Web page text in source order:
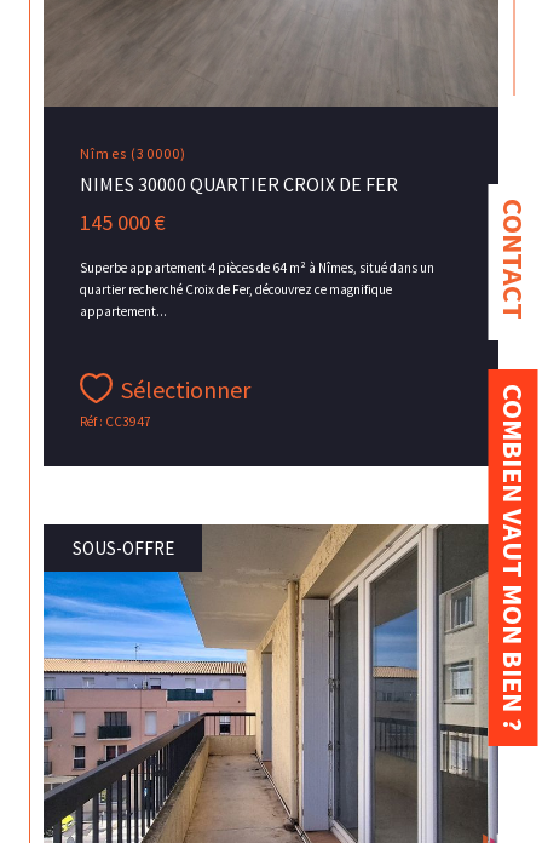
CONTACT
COMBIEN VAUT MON BIEN ?
Nîmes (30000)
NIMES 30000 QUARTIER CROIX DE FER
145 000 €
Superbe appartement 4 pièces de 64 m² à Nîmes, situé dans un
quartier recherché Croix de Fer, découvrez ce magnifique
appartement...
Sélectionner
Réf : CC3947
SOUS-OFFRE